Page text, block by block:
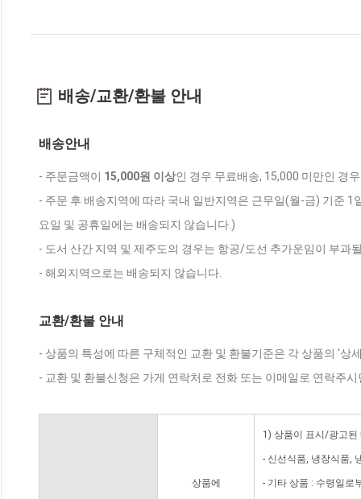
배송/교환/환불 안내
배송안내
- 주문금액이 15,000원 이상인 경우 무료배송, 15,000 미만인 경
- 주문 후 배송지역에 따라 국내 일반지역은 근무일(월-금) 기준
요일 및 공휴일에는 배송되지 않습니다.)
- 도서 산간 지역 및 제주도의 경우는 항공/도선 추가운임이 부과
- 해외지역으로는 배송되지 않습니다.
교환/환불 안내
- 상품의 특성에 따른 구체적인 교환 및 환불기준은 각 상품의 '상
- 교환 및 환불신청은 가게 연락처로 전화 또는 이메일로 연락주
상품에
1) 상품이 표시/광고된
- 신선식품, 냉장식품,
- 기타 상품 : 수령일로